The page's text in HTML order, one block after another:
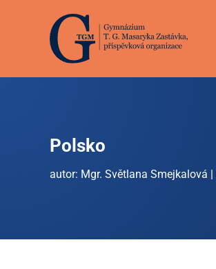
Polsko
autor: Mgr. Světlana Smejkalová |